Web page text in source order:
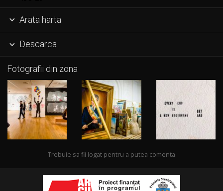
 Arata harta
 Descarca
Fotografii din zona
Trebuie sa fii logat pentru a putea comenta